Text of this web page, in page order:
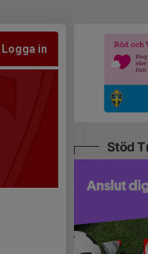
Logga in
Stöd